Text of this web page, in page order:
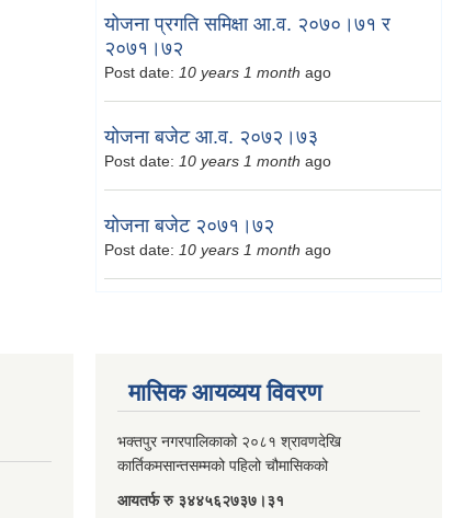
योजना प्रगति समिक्षा आ.व. २०७०।७१ र
२०७१।७२
Post date: 10 years 1 month ago
योजना बजेट आ.व. २०७२।७३
Post date: 10 years 1 month ago
योजना बजेट २०७१।७२
Post date: 10 years 1 month ago
मासिक आयव्यय विवरण
भक्तपुर नगरपालिकाको २०८१ श्रावणदेखि
कार्तिकमसान्तसम्मको पहिलो चौमासिकको
आयतर्फ रु‌ ३४४५६२७३७।३१